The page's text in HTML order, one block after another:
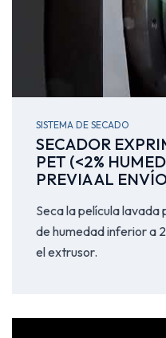
SISTEMA DE SECADO
SECADOR
PET (<2%
PREVIA AL
Seca la película
de humedad inferior a
el extrusor.